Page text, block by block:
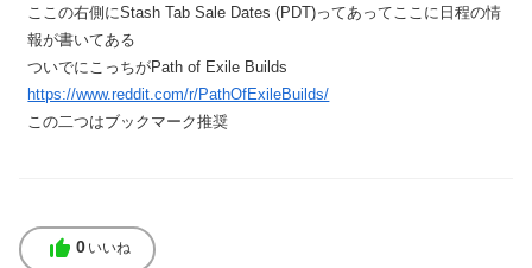
ここの右側にStash Tab Sale Dates (PDT)ってあってここに日程の情
報が書いてある
ついでにこっちがPath of Exile Builds
https://www.reddit.com/r/PathOfExileBuilds/
この二つはブックマーク推奨
thumb_up 0 いいね